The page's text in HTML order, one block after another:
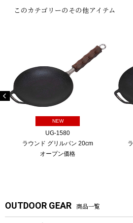
このカテゴリーのその他アイテム
NEW
UG-1580
ラウンド グリルパン 20cm
オープン価格
OUTDOOR GEAR 商品一覧